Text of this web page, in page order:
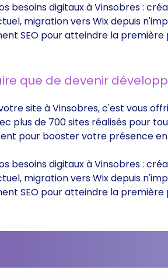
besoins digitaux à Vinsobres :
migration vers Wix depuis
SEO pour atteindre la première
que de devenir
site à Vinsobres, c'est vous
plus de 700 sites réalisés pour
pour booster votre présence en
besoins digitaux à Vinsobres :
migration vers Wix depuis
SEO pour atteindre la première